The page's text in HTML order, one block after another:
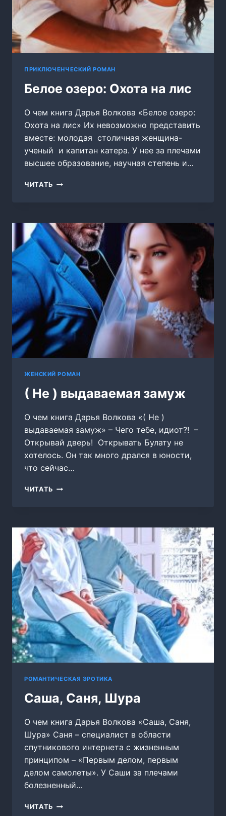
ПРИКЛЮЧЕНЧЕСКИЙ РОМАН
Белое озеро: Охота на лис
О чем книга Дарья Волкова «Белое озеро:
Охота на лис» Их невозможно представить
вместе: молодая столичная женщина-
ученый и капитан катера. У нее за плечами
высшее образование, научная степень и…
ЧИТАТЬ БЕЛОЕ
ЛИС
ЖЕНСКИЙ РОМАН
( Не ) выдаваемая замуж
О чем книга Дарья Волкова «( Не )
выдаваемая замуж» – Чего тебе, идиот?! –
Открывай дверь! Открывать Булату не
хотелось. Он так много дрался в юности,
что сейчас…
ЧИТАТЬ
ЗАМУЖ
РОМАНТИЧЕСКАЯ ЭРОТИКА
Саша, Саня, Шура
О чем книга Дарья Волкова «Саша, Саня,
Шура» Саня – специалист в области
спутникового интернета с жизненным
принципом – «Первым делом, первым
делом самолеты». У Саши за плечами
болезненный…
ЧИТАТЬ САША,